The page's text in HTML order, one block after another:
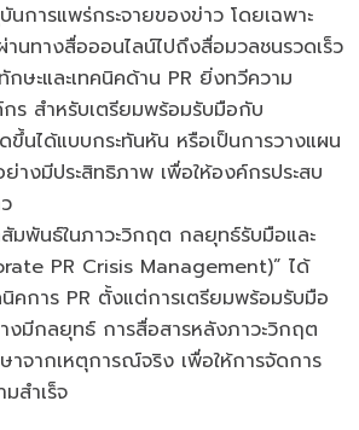
การแพร่กระจายของข่าว โดยเฉพาะ
นทางสื่อออนไลน์ไปถึงสื่อมวลชนรวดเร็ว
กษะและเทคนิคด้าน PR ยิ่งทวีความ
ร สำหรับเตรียมพร้อมรับมือกับ
นได้แบบกระทันหัน หรือเป็นการวางแผน
างมีประสิทธิภาพ เพื่อให้องค์กรประสบ
มพันธ์ในภาวะวิกฤต กลยุทธ์รับมือและ
PR Crisis Management)” ได้
คการ PR ตั้งแต่การเตรียมพร้อมรับมือ
งมีกลยุทธ์ การสื่อสารหลังภาวะวิกฤต
าจากเหตุการณ์จริง เพื่อให้การจัดการ
สำเร็จ